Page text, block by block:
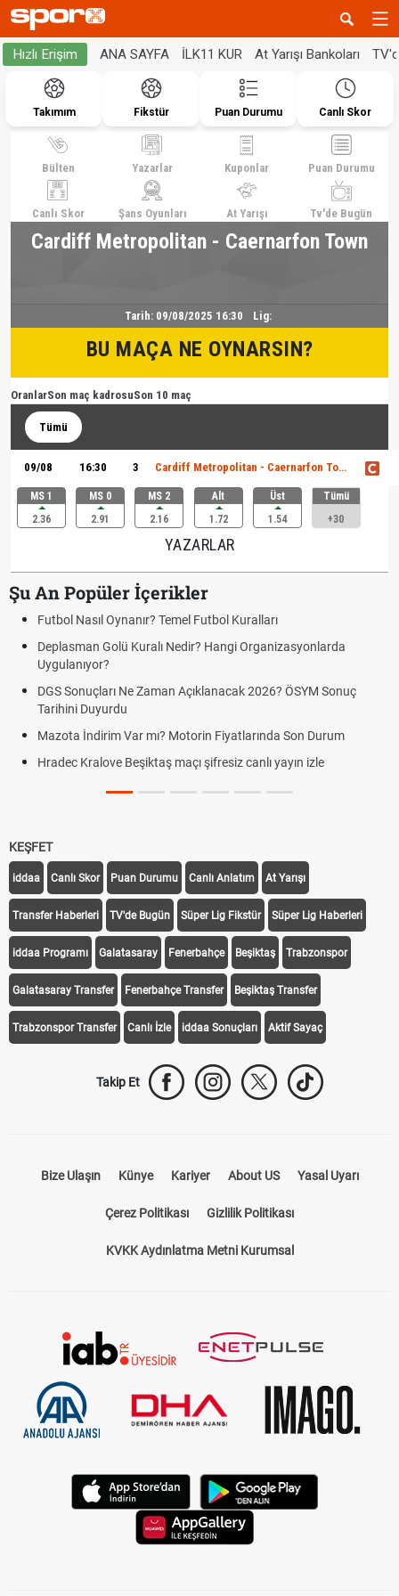
Hızlı Erişim ANA SAYFA İLK11 KUR At Yarışı Bankoları
Takımım Fikstür Puan Durumu Canlı Skor
Bülten Yazarlar Kuponlar Puan Durumu
Canlı Skor Şans Oyunları At Yarışı Tv'de Bugün
Cardiff Metropolitan - Caernarfon Town
Tarih: 09/08/2025 16:30 Lig:
BU MAÇA NE OYNARSIN?
OranlarSon maç kadrosuSon 10 maç
Tümü
09/08 16:30 3 Cardiff Metropolitan - Caernarfon Town
MS 1
2.36
MS 0
2.91
MS 2
2.16
Alt
1.72
Üst
1.54
Tümü
+30
YAZARLAR
Şu An Popüler İçerikler
Futbol Nasıl Oynanır? Temel Futbol Kuralları
Deplasman Golü Kuralı Nedir? Hangi Organizasyonlarda
Uygulanıyor?
DGS Sonuçları Ne Zaman Açıklanacak 2026? ÖSYM Sonuç
Tarihini Duyurdu
Mazota İndirim Var mı? Motorin Fiyatlarında Son Durum
Hradec Kralove Beşiktaş maçı şifresiz canlı yayın izle
KEŞFET
iddaa Canlı Skor Puan Durumu Canlı Anlatım At Yarışı
Transfer Haberleri TV'de Bugün Süper Lig Fikstür Süper Lig Haberleri
iddaa Programı Galatasaray Fenerbahçe Beşiktaş Trabzonspor
Galatasaray Transfer Fenerbahçe Transfer Beşiktaş Transfer
Trabzonspor Transfer Canlı İzle iddaa Sonuçları Aktif Sayaç
Takip Et
Bize Ulaşın Künye Kariyer About US Yasal Uyarı
Çerez Politikası Gizlilik Politikası
KVKK Aydınlatma Metni Kurumsal